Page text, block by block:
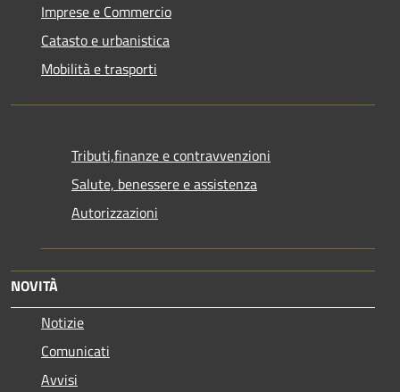
Imprese e Commercio
Catasto e urbanistica
Mobilità e trasporti
Tributi,finanze e contravvenzioni
Salute, benessere e assistenza
Autorizzazioni
NOVITÀ
Notizie
Comunicati
Avvisi